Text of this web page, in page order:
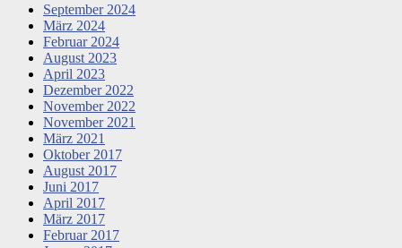
September 2024
März 2024
Februar 2024
August 2023
April 2023
Dezember 2022
November 2022
November 2021
März 2021
Oktober 2017
August 2017
Juni 2017
April 2017
März 2017
Februar 2017